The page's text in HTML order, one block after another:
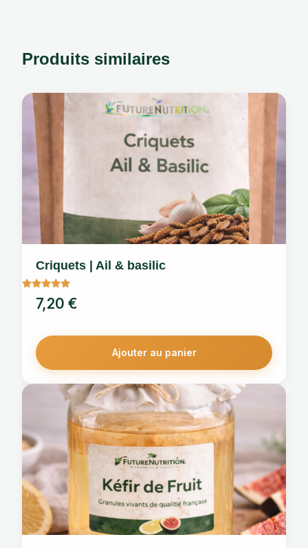
Produits similaires
Criquets | Ail & basilic
Note
sur 5
7,20 €
Ajouter au panier